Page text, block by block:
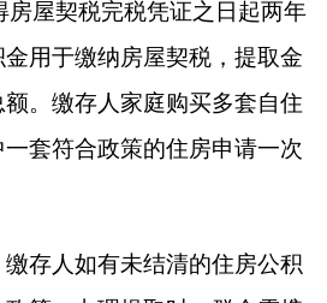
区政府部门
国家部委局
州人民政府办公室
新ICP备2022000247号